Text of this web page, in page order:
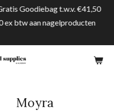
Goodiebag t.w.v. €41,50
ex btw aan nagelproducten
Moyra